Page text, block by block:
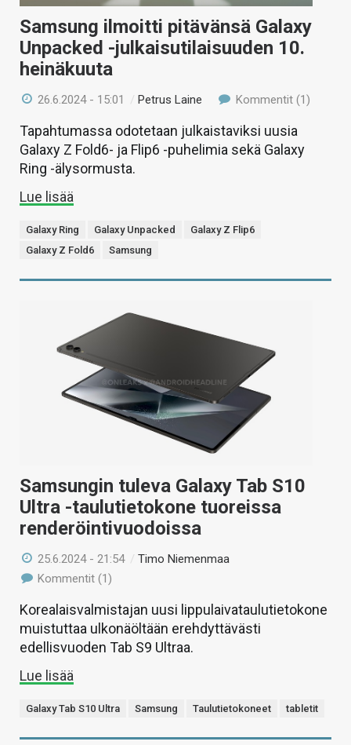
Samsung ilmoitti pitävänsä Galaxy
Unpacked -julkaisutilaisuuden 10.
heinäkuuta
26.6.2024 - 15:01 /Petrus Laine Kommentit (1)
Tapahtumassa odotetaan julkaistaviksi uusia
Galaxy Z Fold6- ja Flip6 -puhelimia sekä Galaxy
Ring -älysormusta.
Lue lisää
Galaxy Ring Galaxy Unpacked
Galaxy Z Flip6
Galaxy Z Fold6
Samsung
Samsungin tuleva Galaxy Tab S10
Ultra -taulutietokone tuoreissa
renderöintivuodoissa
25.6.2024 - 21:54 /Timo Niemenmaa
Kommentit (1)
Korealaisvalmistajan uusi lippulaivataulutietokone
muistuttaa ulkonäöltään erehdyttävästi
edellisvuoden Tab S9 Ultraa.
Lue lisää
Galaxy Tab S10 Ultra Samsung Taulutietokoneet tabletit